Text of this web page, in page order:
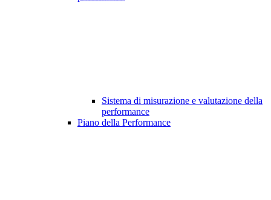
Sistema di misurazione e valutazione della
performance
Piano della Performance